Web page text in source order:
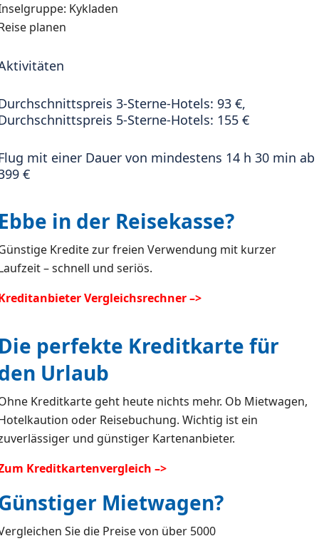
Kykladen
planen
3-Sterne-Hotels: 93 €,
5-Sterne-Hotels: 155 €
mit einer Dauer von mindestens 14 h 30 min ab
€
in der Reisekasse?
Kredite zur freien Verwendung mit kurzer
– schnell und seriös.
Vergleichsrechner –>
perfekte Kreditkarte für
Urlaub
Kreditkarte geht heute nichts mehr. Ob Mietwagen,
oder Reisebuchung. Wichtig ist ein
und günstiger Kartenanbieter.
Kreditkartenvergleich –>
Mietwagen?
Sie die Preise von über 5000